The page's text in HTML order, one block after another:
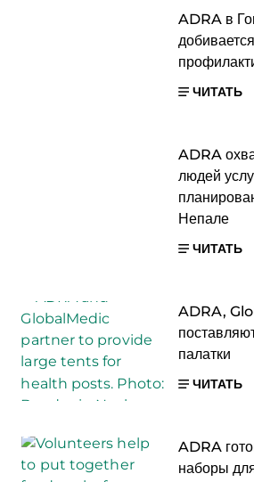
ADRA в
ЧИТАТЬ
ADRA
людей
Непале
ЧИТАТЬ
ADRA,
палатки
ЧИТАТЬ
ADRA
наборы